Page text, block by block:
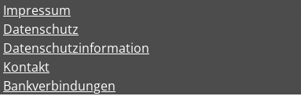
Impressum
Datenschutz
Datenschutzinformation
Kontakt
Bankverbindungen